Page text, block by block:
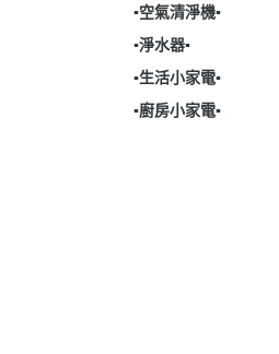
▪︎空氣清淨機▪︎
▪︎淨水器▪︎
▪︎生活小家電▪︎
▪︎廚房小家電▪︎